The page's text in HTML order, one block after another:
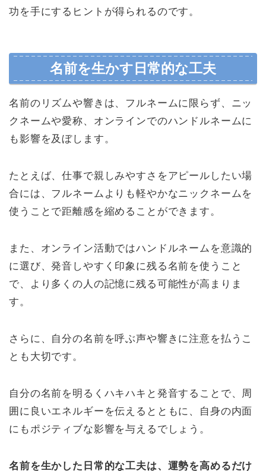
功を手にするヒントが得られるのです。
名前を生かす日常的な工夫
名前のリズムや響きは、フルネームに限らず、ニッ
クネームや愛称、オンラインでのハンドルネームに
も影響を及ぼします。
たとえば、仕事で親しみやすさをアピールしたい場
合には、フルネームよりも軽やかなニックネームを
使うことで距離感を縮めることができます。
また、オンライン活動ではハンドルネームを意識的
に選び、発音しやすく印象に残る名前を使うこと
で、より多くの人の記憶に残る可能性が高まりま
す。
さらに、自分の名前を呼ぶ声や響きに注意を払うこ
とも大切です。
自分の名前を明るくハキハキと発音することで、周
囲に良いエネルギーを伝えるとともに、自身の内面
にもポジティブな影響を与えるでしょう。
名前を生かした日常的な工夫は、運勢を高めるだけ